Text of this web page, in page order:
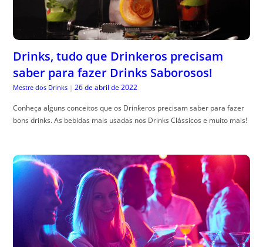
Drinks, tudo que Drinkeros precisam
saber para fazer Drinks Saborosos!
Mestre dos Drinks | 26 de abril de 2022
Conheça alguns conceitos que os Drinkeros precisam saber para fazer
bons drinks. As bebidas mais usadas nos Drinks Clássicos e muito mais!